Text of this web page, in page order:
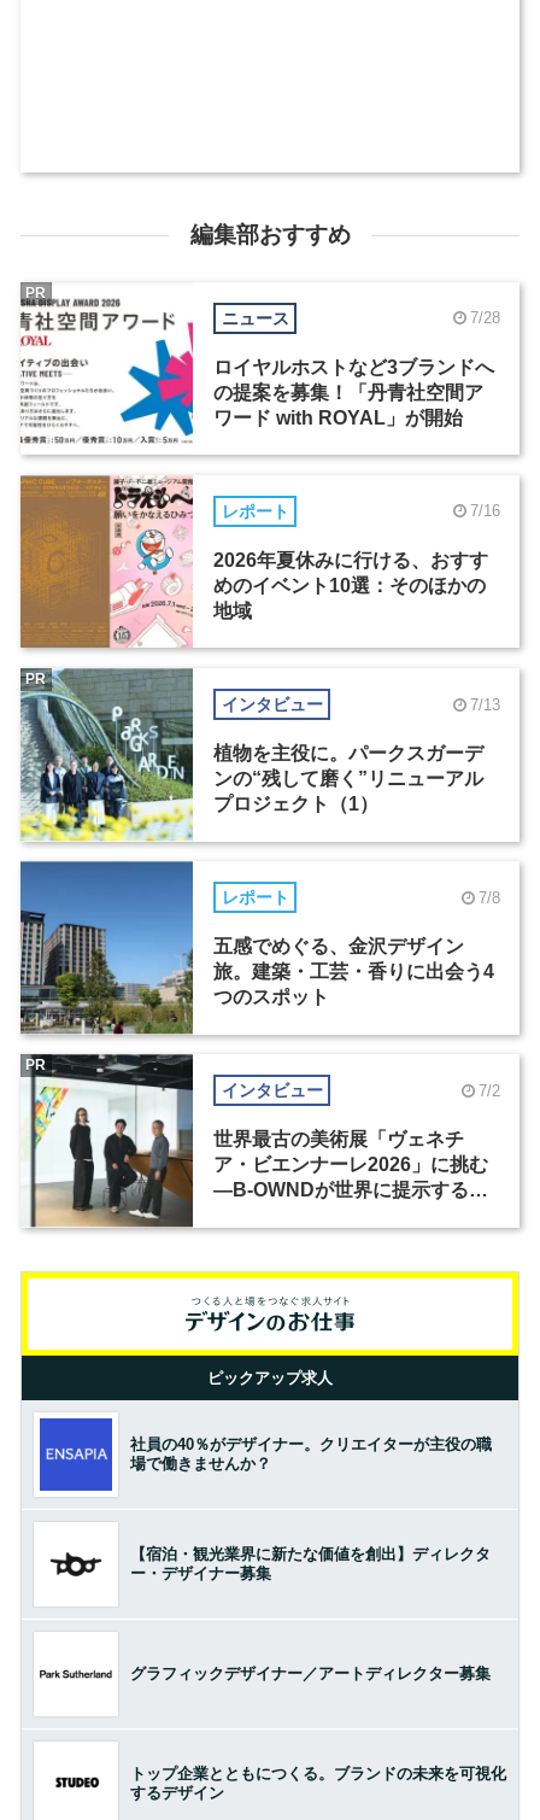
編集部おすすめ
ニュース 7/28
ロイヤルホストなど3ブランドへ
の提案を募集！「丹青社空間ア
ワード with ROYAL」が開始
PR
レポート 7/16
2026年夏休みに行ける、おすす
めのイベント10選：そのほかの
地域
インタビュー 7/13
植物を主役に。パークスガーデ
ンの“残して磨く”リニューアル
プロジェクト（1）
PR
レポート 7/8
五感でめぐる、金沢デザイン
旅。建築・工芸・香りに出会う4
つのスポット
インタビュー 7/2
世界最古の美術展「ヴェネチ
ア・ビエンナーレ2026」に挑む
―B-OWNDが世界に提示する美
PR
ピックアップ求人
社員の40％がデザイナー。クリエイターが主役の職
場で働きませんか？
【宿泊・観光業界に新たな価値を創出】ディレクタ
ー・デザイナー募集
グラフィックデザイナー／アートディレクター募集
トップ企業とともにつくる。ブランドの未来を可視化
するデザイン